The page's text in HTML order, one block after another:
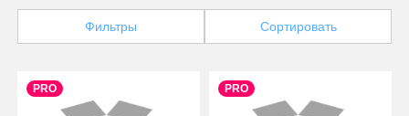
Фильтры Сортировать
PRO PRO